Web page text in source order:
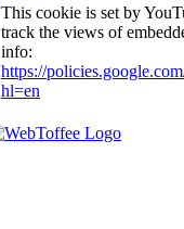
This cookie is set by
track the views of
info:
https://
hl=en